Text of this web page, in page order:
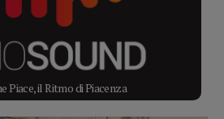
Piace, il Ritmo di Piacenza